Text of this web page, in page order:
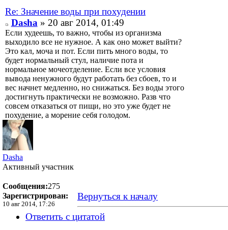
Re: Значение воды при похудении
Dasha» 20 авг 2014, 01:49
Если худеешь, то важно, чтобы из организма
выходило все не нужное. А как оно может выйти?
Это кал, моча и пот. Если пить много воды, то
будет нормальный стул, наличие пота и
нормальное мочеотделение. Если все условия
вывода ненужного будут работать без сбоев, то и
вес начнет медленно, но снижаться. Без воды этого
достигнуть практически не возможно. Разв что
совсем отказаться от пищи, но это уже будет не
похудение, а морение себя голодом.
Dasha
Активный участник
Сообщения:275
Зарегистрирован:
10 авг 2014, 17:26
Вернуться к началу
Ответить с цитатой